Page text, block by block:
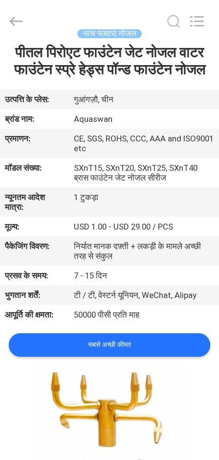
हमारे
बारे
भ्रमण
गुणवत्ता
नियंत्रण
संपर्क
करें
उद्धरण
water
co,.ltd.
नाच फव्वारा नोजल
पीतल पिरोएट फाउंटेन जेट नोजल वाटर
फाउंटेन स्प्रे हेड्स पॉन्ड फाउंटेन नोजल
उत्पत्ति के प्लेस:
गुआंगज़ौ, चीन
ब्रांड नाम:
Aquaswan
प्रमाणन:
CE, SGS, ROHS, CCC, AAA and ISO9001
etc
मॉडल संख्या:
SXnT15, SXnT20, SXnT25, SXnT40
ब्रास फाउंटेन जेट नोजल सीरीज
न्यूनतम आदेश
मात्रा:
1 टुकड़ा
मूल्य:
USD 1.00 - USD 29.00 / PCS
पैकेजिंग विवरण:
निर्यात मानक दफ़्ती + लकड़ी के मामले अच्छी
तरह से संकुल
प्रसव के समय:
7 - 15 दिन
भुगतान शर्तें:
टी / टी, वेस्टर्न यूनियन, WeChat, Alipay
आपूर्ति की क्षमता:
50000 पीसी प्रति माह
सबसे अच्छी कीमत